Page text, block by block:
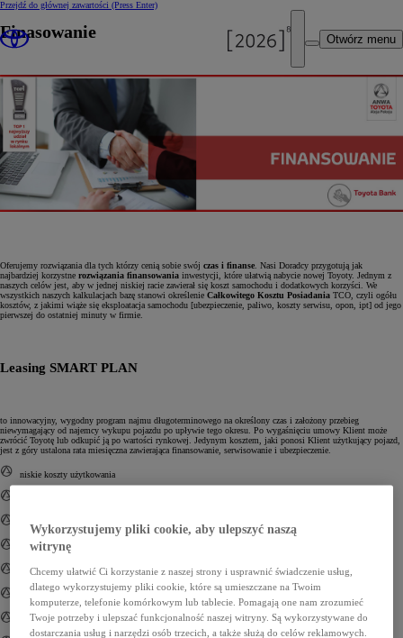
Przejdź do głównej zawartości (Press Enter)
Otwórz menu
Finasowanie
Oferujemy rozwiązania dla tych którzy cenią sobie swój czas i finanse. Nasi Doradcy przygotują jak
najbardziej korzystne rozwiązania finansowania inwestycji, które ułatwią nabycie nowej Toyoty. Jednym z
naszych celów jest, aby w jednej niskiej racie zawierał się koszt samochodu i dodatkowych korzyści. We
wszystkich naszych kalkulacjach bazę stanowi określenie Całkowitego Kosztu Posiadania TCO, czyli ogółu
kosztów, z jakimi wiąże się eksploatacja samochodu [ubezpieczenie, paliwo, koszty serwisu, opon, ipt] od jego
pierwszej do ostatniej minuty w firmie.
Leasing SMART PLAN
to innowacyjny, wygodny program najmu długoterminowego na określony czas i założony przebieg
niewymagający od najemcy wykupu pojazdu po upływie tego okresu. Po wygaśnięciu umowy Klient może
zwrócić Toyotę lub odkupić ją po wartości rynkowej. Jedynym kosztem, jaki ponosi Klient użytkujący pojazd,
jest z góry ustalona rata miesięczna zawierająca finansowanie, serwisowanie i ubezpieczenie.
niskie koszty użytkowania
auto zastępcze
już od 0% wpłaty własnej
elastyczne warunki
wszystkie formalności w jednym miejscu: ANWA TOYOAT AL POKOJU
krótki czas oczekiwania na decyzje
Wykorzystujemy pliki cookie, aby ulepszyć naszą
witrynę
Chcemy ułatwić Ci korzystanie z naszej strony i usprawnić świadczenie usług,
dlatego wykorzystujemy pliki cookie, które są umieszczane na Twoim
komputerze, telefonie komórkowym lub tablecie. Pomagają one nam zrozumieć
Twoje potrzeby i ulepszać funkcjonalność naszej witryny. Są wykorzystywane do
dostarczania usług i narzędzi osób trzecich, a także służą do celów reklamowych.